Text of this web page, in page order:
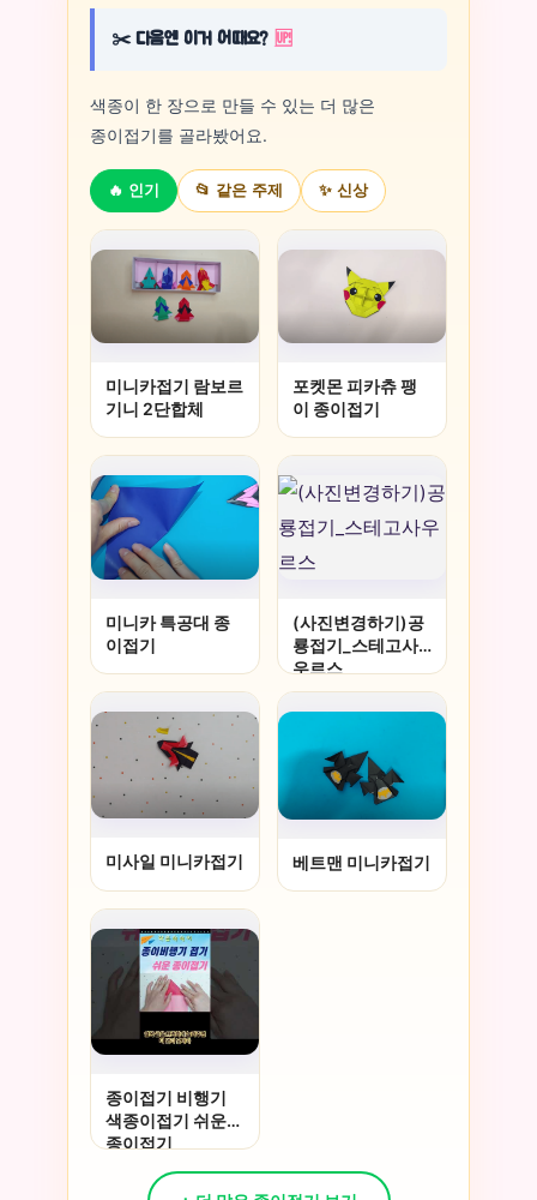
✂️ 다음엔 이거 어때요? 🆙
색종이 한 장으로 만들 수 있는 더 많은
종이접기를 골라봤어요.
🔥 인기 📂 같은 주제 ✨ 신상
미니카접기 람보르
기니 2단합체
포켓몬 피카츄 팽
이 종이접기
미니카 특공대 종
이접기
(사진변경하기)공
룡접기_스테고사
우르스
미사일 미니카접기 베트맨 미니카접기
종이접기 비행기
색종이접기 쉬운
종이접기